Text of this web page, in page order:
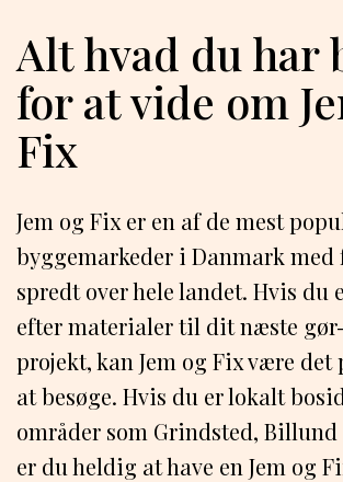
Alt hvad du har
for at vide om
Fix
Jem og Fix er en af de mest
byggemarkeder i Danmark
spredt over hele landet. Hvis du
efter materialer til dit næste
projekt, kan Jem og Fix være det
at besøge. Hvis du er lokalt
områder som Grindsted, Billund
er du heldig at have en Jem og